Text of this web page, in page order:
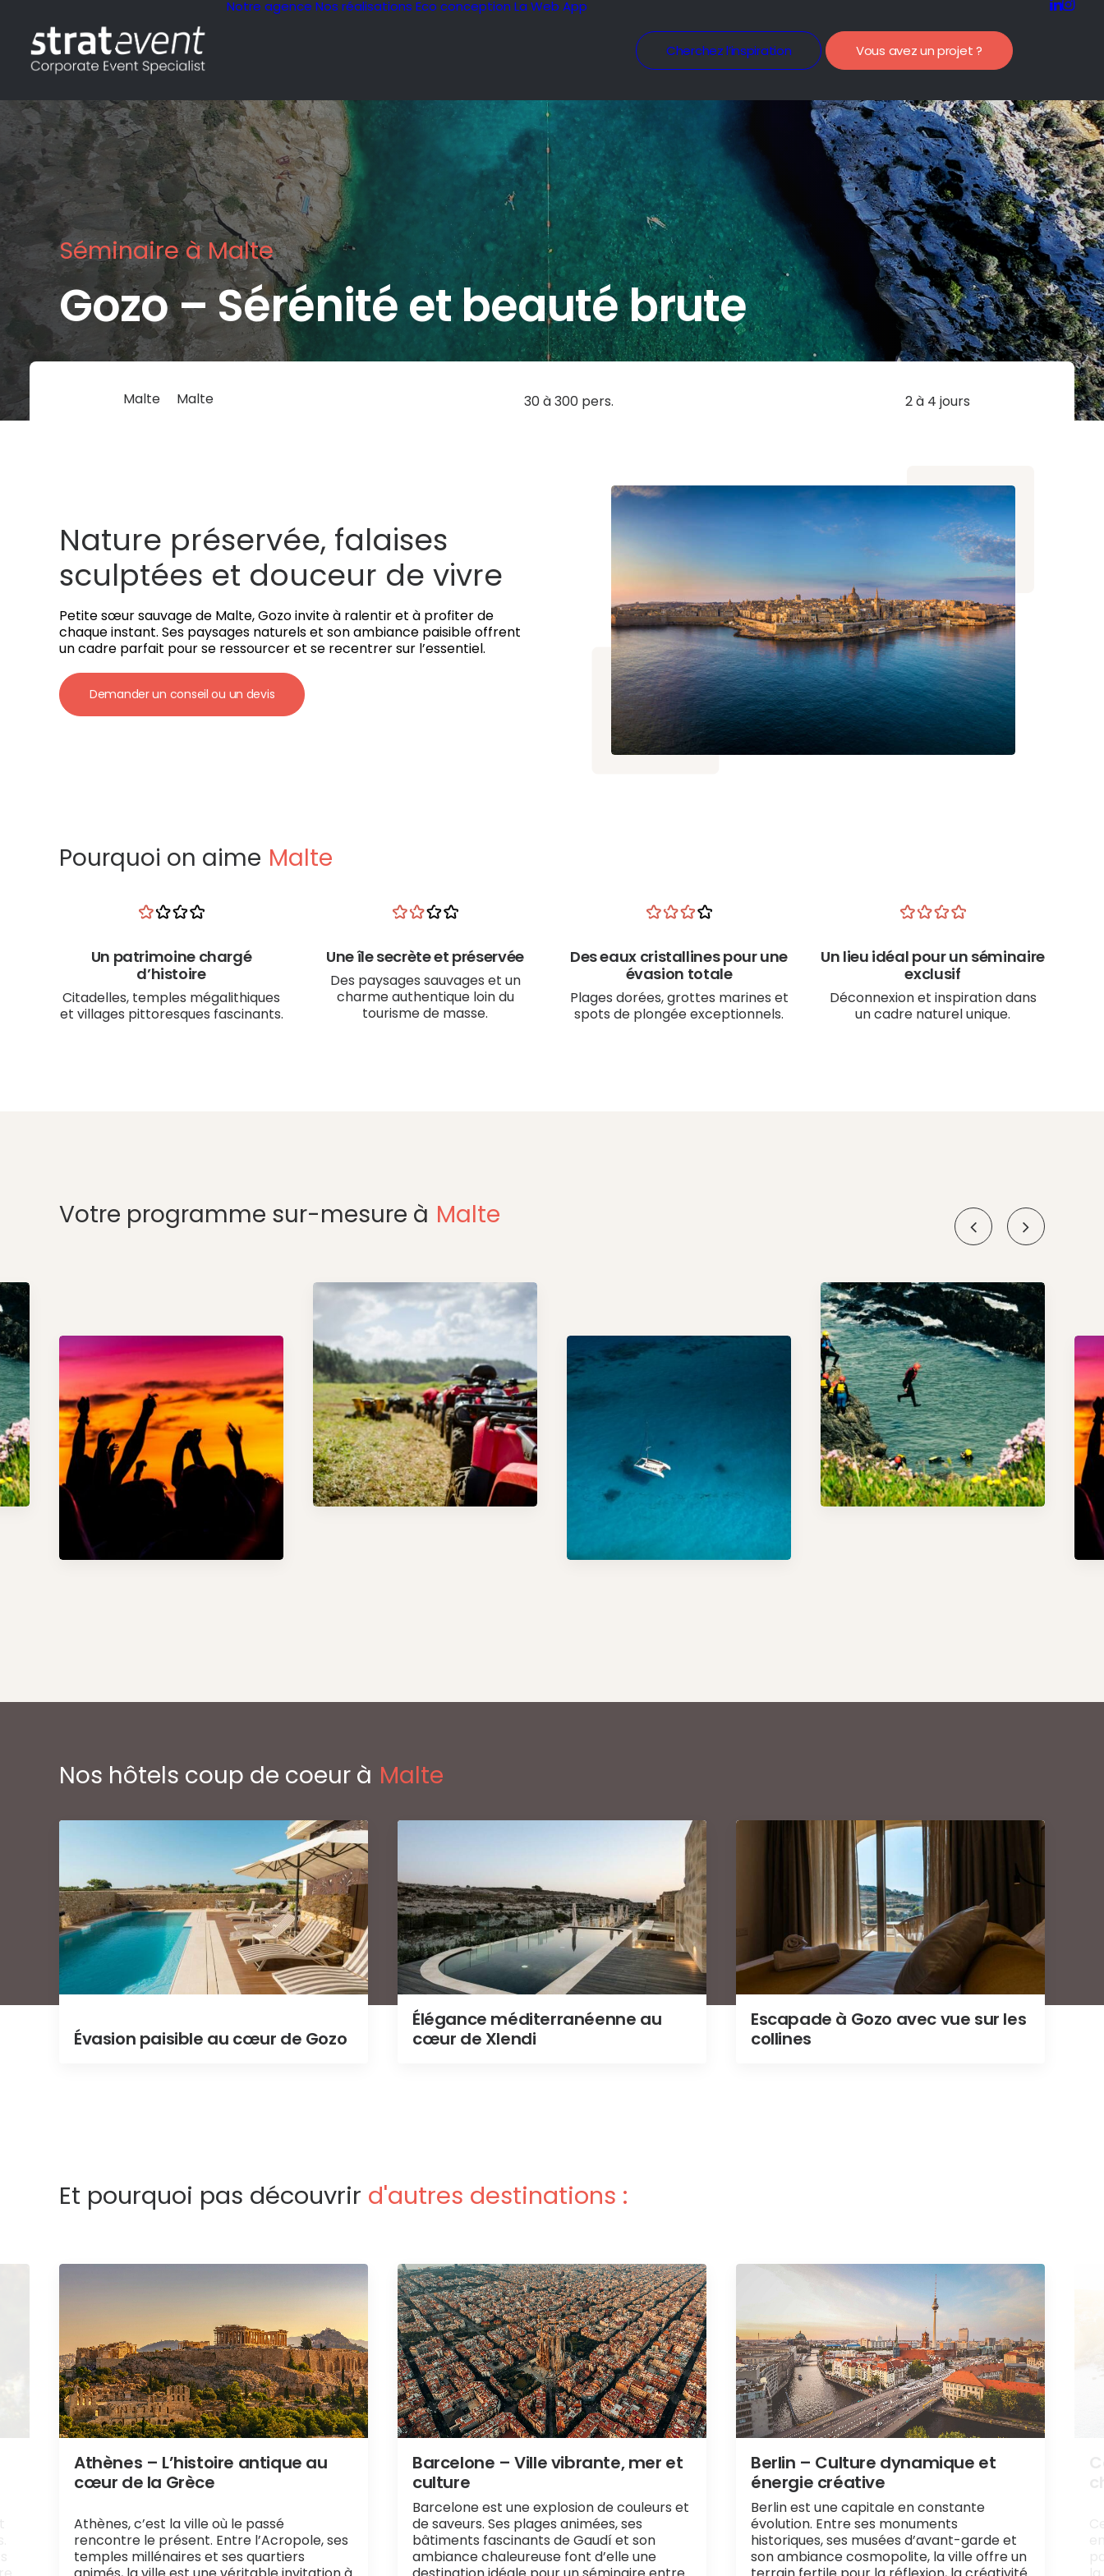
Notre agence Nos réalisations Eco conception La Web App
Cherchez l’inspiration Vous avez un projet ?
Séminaire à Malte
Gozo – Sérénité et beauté brute
Malte Malte 30 à 300 pers. 2 à 4 jours
Nature préservée, falaises
sculptées et douceur de vivre
Petite sœur sauvage de Malte, Gozo invite à ralentir et à profiter de
chaque instant. Ses paysages naturels et son ambiance paisible offrent
un cadre parfait pour se ressourcer et se recentrer sur l’essentiel.
Demander un conseil ou un devis
Pourquoi on aime Malte
Un patrimoine chargé
d’histoire
Citadelles, temples mégalithiques
et villages pittoresques fascinants.
Une île secrète et préservée
Des paysages sauvages et un
charme authentique loin du
tourisme de masse.
Des eaux cristallines pour une
évasion totale
Plages dorées, grottes marines et
spots de plongée exceptionnels.
Un lieu idéal pour un séminaire
exclusif
Déconnexion et inspiration dans
un cadre naturel unique.
Votre programme sur-mesure à Malte
Nos hôtels coup de coeur à Malte
Évasion paisible au cœur de Gozo
Élégance méditerranéenne au
cœur de Xlendi
Escapade à Gozo avec vue sur les
collines
Et pourquoi pas découvrir d'autres destinations :
Athènes – L’histoire antique au
cœur de la Grèce
Athènes, c’est la ville où le passé
rencontre le présent. Entre l’Acropole, ses
temples millénaires et ses quartiers
Barcelone – Ville vibrante, mer et
culture
Barcelone est une explosion de couleurs et
de saveurs. Ses plages animées, ses
bâtiments fascinants de Gaudí et son
ambiance chaleureuse font d’elle une
Berlin – Culture dynamique et
énergie créative
Berlin est une capitale en constante
évolution. Entre ses monuments
historiques, ses musées d’avant-garde et
son ambiance cosmopolite, la ville offre un